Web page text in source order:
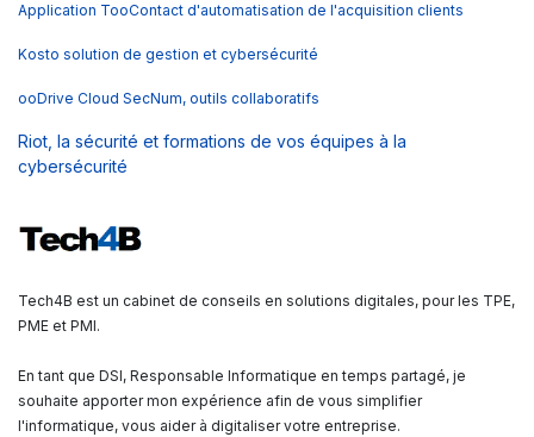
Application TooContact d'automatisation de l'acquisition clients
Kosto solution de gestion et cybersécurité
ooDrive Cloud SecNum, outils collaboratifs
Riot, la sécurité et formations de vos équipes à la
cybersécurité
Tech4B est un cabinet de conseils en solutions digitales, pour les TPE,
PME et PMI.
En tant que DSI, Responsable Informatique en temps partagé, je
souhaite apporter mon expérience afin de vous simplifier
l'informatique, vous aider à digitaliser votre entreprise.